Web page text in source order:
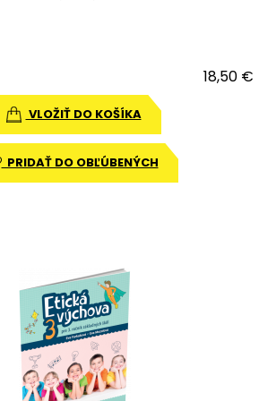
18,50 €
VLOŽIŤ DO KOŠÍKA
PRIDAŤ DO OBĽÚBENÝCH